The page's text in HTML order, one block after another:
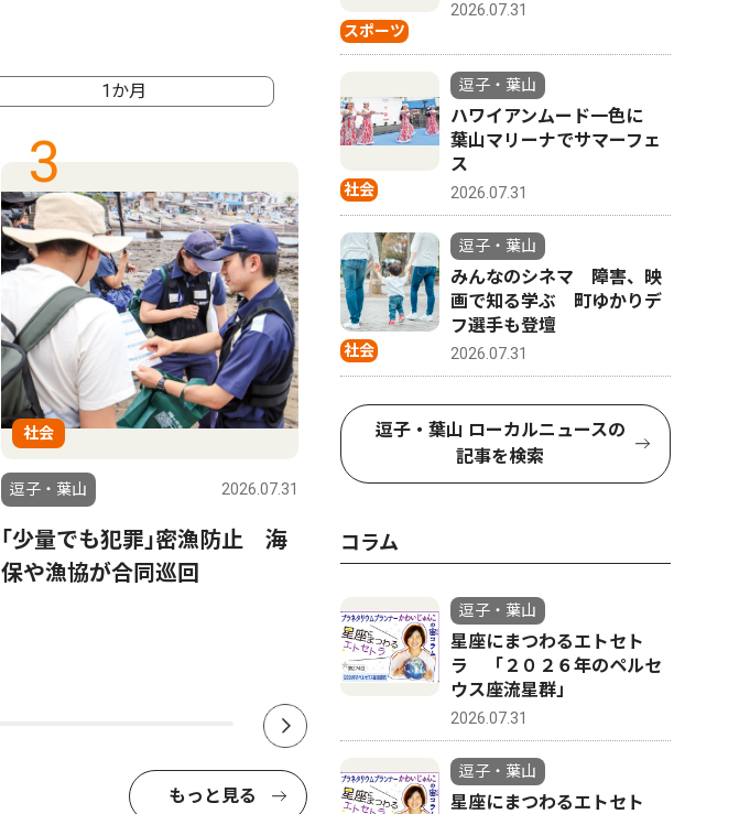
1か月
3
社会
逗子・葉山 2026.07.31
｢少量でも犯罪｣密漁防止 海
保や漁協が合同巡回
4
コラム
逗子・葉山 2026.07.31
星座にまつわるエトセトラ
「２０２６年のペルセウス座
流星群」
る(一財)
山在住
もっと見る
スポーツ
2026.07.31
社会
逗子・葉山
ハワイアンムード一色に
葉山マリーナでサマーフェ
ス
2026.07.31
社会
逗子・葉山
みんなのシネマ 障害、映
画で知る学ぶ 町ゆかりデ
フ選手も登壇
2026.07.31
逗子・葉山 ローカルニュースの
記事を検索
コラム
逗子・葉山
星座にまつわるエトセト
ラ 「２０２６年のペルセ
ウス座流星群」
2026.07.31
逗子・葉山
星座にまつわるエトセト